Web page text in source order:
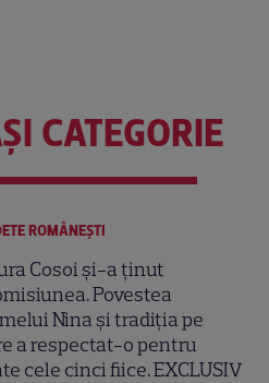
CATEGORIE
ROMÂNEŞTI
Cosoi și-a ținut
Povestea
Nina și tradiția pe
a respectat-o pentru
cele cinci fiice. EXCLUSIV